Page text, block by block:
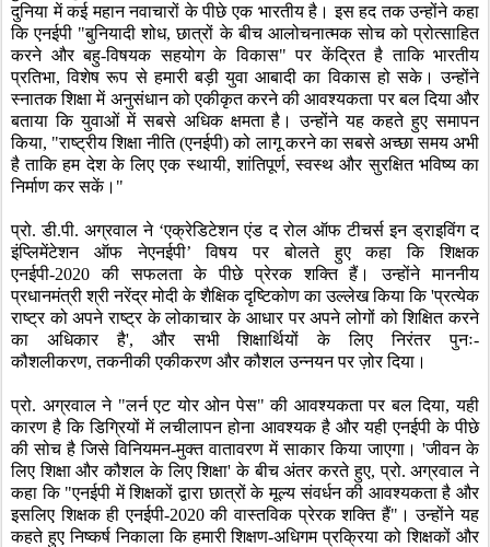
दुनिया में कई महान नवाचारों के पीछे एक भारतीय है। इस हद तक उन्होंने कहा
कि एनईपी "बुनियादी शोध,छात्रों के बीच आलोचनात्मक सोच को प्रोत्साहित
करने और बहु-विषयक सहयोग के विकास" पर केंद्रित है ताकि भारतीय
प्रतिभा,विशेष रूप से हमारी बड़ी युवा आबादी का विकास हो सके। उन्होंने
स्नातक शिक्षा में अनुसंधान को एकीकृत करने की आवश्यकता पर बल दिया और
बताया कि युवाओं में सबसे अधिक क्षमता है। उन्होंने यह कहते हुए समापन
किया, "राष्ट्रीय शिक्षा नीति (एनईपी) को लागू करने का सबसे अच्छा समय अभी
है ताकि हम देश के लिए एक स्थायी,शांतिपूर्ण,स्वस्थ और सुरक्षित भविष्य का
निर्माण कर सकें।"
प्रो. डी.पी. अग्रवाल ने ‘एक्रेडिटेशन एंड द रोल ऑफ टीचर्स इन ड्राइविंग द
इंप्लिमेंटेशन ऑफ नेएनईपी’विषय पर बोलते हुए कहा कि शिक्षक
एनईपी-2020
की सफलता के पीछे प्रेरक शक्ति हैं। उन्होंने माननीय
प्रधानमंत्री श्री नरेंद्र मोदी के शैक्षिक दृष्टिकोण का उल्लेख किया कि'प्रत्येक
राष्ट्र को अपने राष्ट्र के लोकाचार के आधार पर अपने लोगों को शिक्षित करने
का अधिकार है', और सभी शिक्षार्थियों के लिए निरंतर पुनः-
कौशलीकरण,तकनीकी एकीकरण और कौशल उन्नयन पर ज़ोर दिया।
प्रो. अग्रवाल ने "लर्न एट योर ओन पेस" की आवश्यकता पर बल दिया,यही
कारण है कि डिग्रियों में लचीलापन होना आवश्यक है और यही एनईपी के पीछे
की सोच है जिसे विनियमन-मुक्त वातावरण में साकार किया जाएगा। 'जीवन के
लिए शिक्षा और कौशल के लिए शिक्षा'के बीच अंतर करते हुए,प्रो. अग्रवाल ने
कहा कि "एनईपी में शिक्षकों द्वारा छात्रों के मूल्य संवर्धन की आवश्यकता है और
इसलिए शिक्षक ही एनईपी-2020 की वास्तविक प्रेरक शक्ति हैं"। उन्होंने यह
कहते हुए निष्कर्ष निकाला कि हमारी शिक्षण-अधिगम प्रक्रिया को शिक्षकों और